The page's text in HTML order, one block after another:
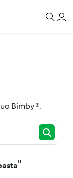
Bimby ®.
"